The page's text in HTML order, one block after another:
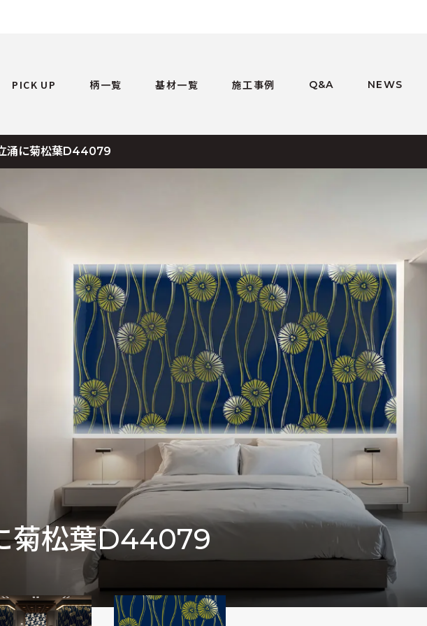
PICK UP 柄一覧 基材一覧 施工事例 Q&A NEWS
涌に菊松葉D44079
菊松葉D44079